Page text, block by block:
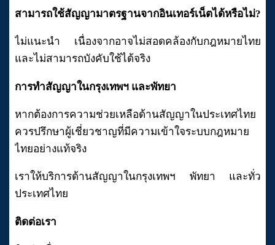
สามารถใช้สัญญามาตรฐานจากอินเทอร์เน็ตได้หรือไม่?
ไม่แนะนำ เนื่องจากอาจไม่สอดคล้องกับกฎหมายไทย
และไม่สามารถบังคับใช้ได้จริง
การทำสัญญาในกรุงเทพฯ และพัทยา
หากต้องการความช่วยเหลือด้านสัญญาในประเทศไทย
ควรปรึกษาผู้เชี่ยวชาญที่มีความเข้าใจระบบกฎหมาย
ไทยอย่างแท้จริง
เราให้บริการด้านสัญญาในกรุงเทพฯ พัทยา และทั่ว
ประเทศไทย
ติดต่อเรา